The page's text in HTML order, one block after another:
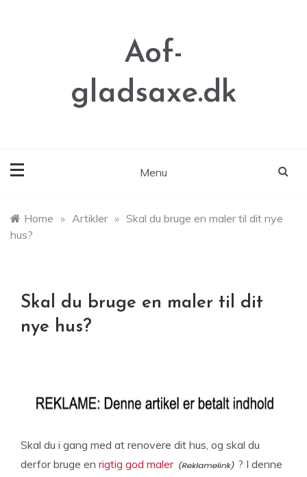
Aof-
gladsaxe.dk
Menu
Home » Artikler » Skal du bruge en maler til dit nye
hus?
Skal du bruge en maler til dit
nye hus?
Skal du i gang med at renovere dit hus, og skal du
derfor bruge en rigtig god maler
? I denne